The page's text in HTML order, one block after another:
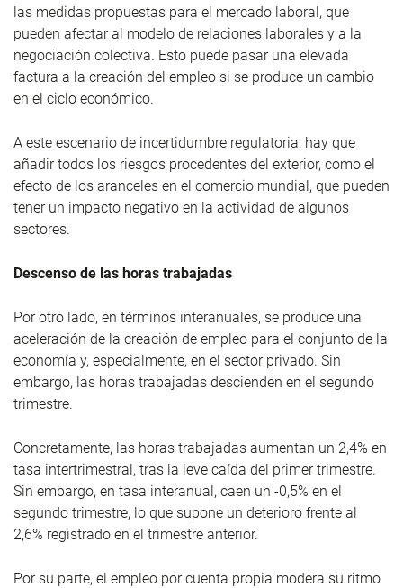
las medidas propuestas para el mercado laboral, que
pueden afectar al modelo de relaciones laborales y a la
negociación colectiva. Esto puede pasar una elevada
factura a la creación del empleo si se produce un cambio
en el ciclo económico.
A este escenario de incertidumbre regulatoria, hay que
añadir todos los riesgos procedentes del exterior, como el
efecto de los aranceles en el comercio mundial, que pueden
tener un impacto negativo en la actividad de algunos
sectores.
Descenso de las horas trabajadas
Por otro lado, en términos interanuales, se produce una
aceleración de la creación de empleo para el conjunto de la
economía y, especialmente, en el sector privado. Sin
embargo, las horas trabajadas descienden en el segundo
trimestre.
Concretamente, las horas trabajadas aumentan un 2,4% en
tasa intertrimestral, tras la leve caída del primer trimestre.
Sin embargo, en tasa interanual, caen un -0,5% en el
segundo trimestre, lo que supone un deterioro frente al
2,6% registrado en el trimestre anterior.
Por su parte, el empleo por cuenta propia modera su ritmo